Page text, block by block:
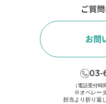
ご質
お問
03-
（電話受付時
※オペレー
担当より折り返